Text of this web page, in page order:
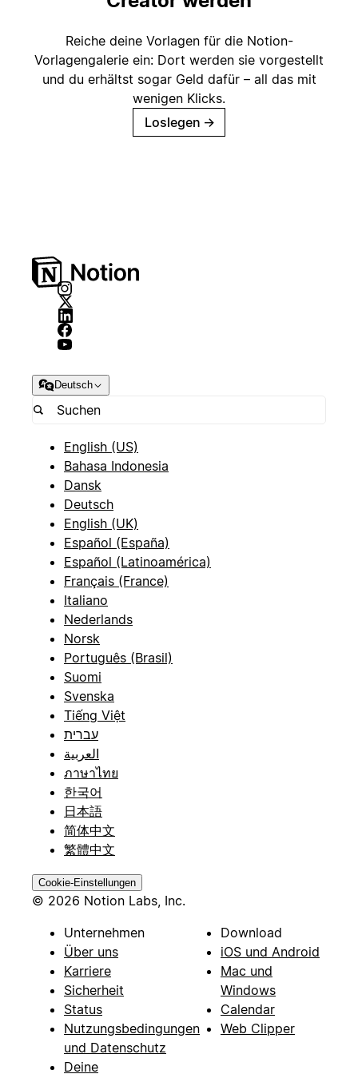
Reiche deine Vorlagen für die Notion-
Vorlagengalerie ein: Dort werden sie vorgestellt
und du erhältst sogar Geld dafür – all das mit
wenigen Klicks.
Loslegen →
Deutsch
English (US)
Bahasa Indonesia
Dansk
Deutsch
English (UK)
Español (España)
Español (Latinoamérica)
Français (France)
Italiano
Nederlands
Norsk
Português (Brasil)
Suomi
Svenska
Tiếng Việt
עברית
العربية
ภาษาไทย
한국어
日本語
简体中文
繁體中文
Cookie-Einstellungen
© 2026 Notion Labs, Inc.
Unternehmen
Über uns
Karriere
Sicherheit
Status
Nutzungsbedingungen
und Datenschutz
Deine
Download
iOS und Android
Mac und
Windows
Calendar
Web Clipper